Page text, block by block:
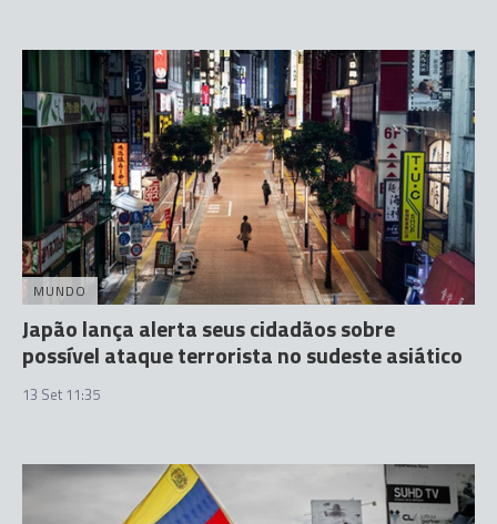
MUNDO
Japão lança alerta seus cidadãos sobre
possível ataque terrorista no sudeste asiático
13 Set 11:35